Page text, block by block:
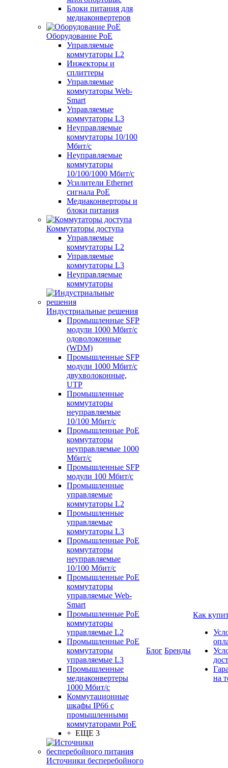
Блоки питания для
медиаконвертеров
Оборудование PoE
Управляемые
коммутаторы L2
Инжекторы и
сплиттеры
Управляемые
коммутаторы Web-
Smart
Управляемые
коммутаторы L3
Неуправляемые
коммутаторы 10/100
Мбит/с
Неуправляемые
коммутаторы
10/100/1000 Мбит/с
Усилители Ethernet
сигнала PoE
Медиаконверторы и
блоки питания
Коммутаторы доступа
Управляемые
коммутаторы L2
Управляемые
коммутаторы L3
Неуправляемые
коммутаторы
Индустриальные решения
Промышленные SFP
модули 1000 Мбит/c
одоволоконные
(WDM)
Промышленные SFP
модули 1000 Мбит/c
двухволоконные,
UTP
Промышленные
коммутаторы
неуправляемые
10/100 Мбит/с
Промышленные PoE
коммутаторы
неуправляемые 1000
Мбит/с
Промышленные SFP
модули 100 Мбит/c
Промышленные
управляемые
коммутаторы L2
Промышленные
управляемые
коммутаторы L3
Промышленные PoE
коммутаторы
неуправляемые
10/100 Мбит/с
Промышленные PoE
коммутаторы
управляемые Web-
Smart
Промышленные PoE
коммутаторы
управляемые L2
Промышленные PoE
коммутаторы
управляемые L3
Промышленные
медиаконвертеры
1000 Мбит/с
Коммутационные
шкафы IP66 c
промышленными
коммутаторами PoE
+ ЕЩЕ 3
Источники бесперебойного
Блог Бренды
Как
на